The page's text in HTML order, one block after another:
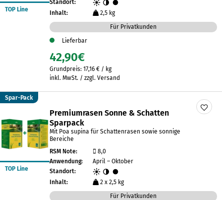
TOP Line
Standort:
Inhalt:
2,5 kg
Für Privatkunden
Lieferbar
42,90€
Grundpreis: 17,16 € / kg
inkl. MwSt. / zzgl. Versand
Spar-Pack
TOP Line
Premiumrasen Sonne & Schatten
Sparpack
Mit Poa supina für Schattenrasen sowie sonnige
Bereiche
RSM Note:
8,0
Anwendung:
April – Oktober
Standort:
Inhalt:
2 x 2,5 kg
Für Privatkunden